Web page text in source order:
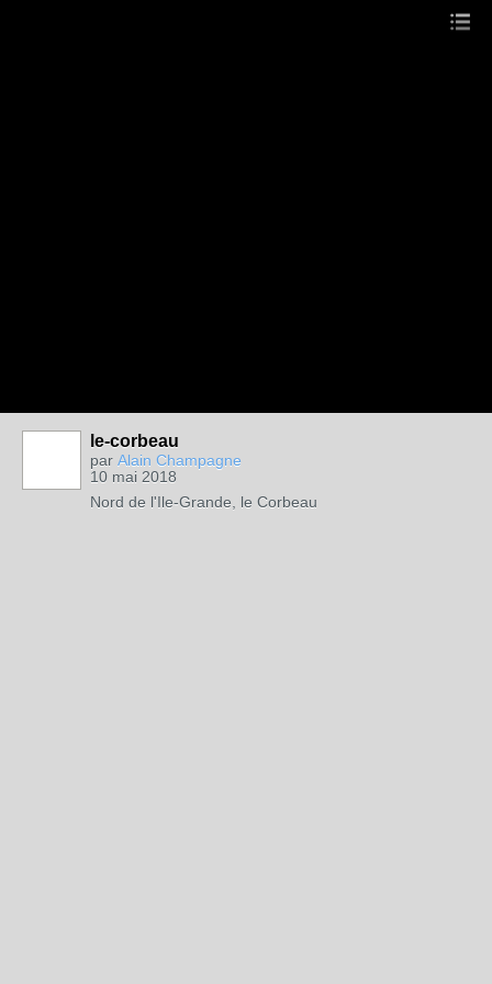
le-corbeau
par Alain Champagne
10 mai 2018
Nord de l'Ile-Grande, le Corbeau